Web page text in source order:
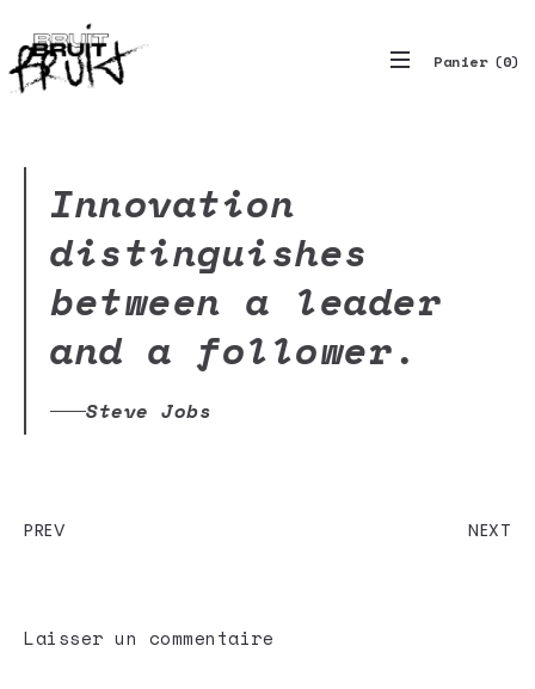
0
Innovation
distinguishes
between a leader
and a follower.
Steve Jobs
PREV NEXT
Laisser un commentaire